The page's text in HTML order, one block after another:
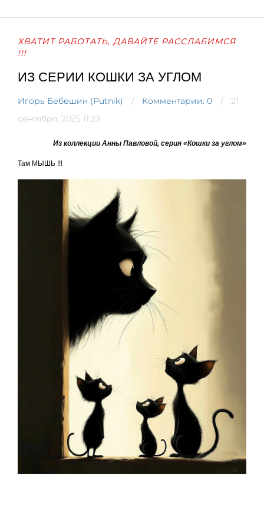
ХВАТИТ РАБОТАТЬ, ДАВАЙТЕ РАССЛАБИМСЯ
!!!
ИЗ СЕРИИ КОШКИ ЗА УГЛОМ
Игорь Бебешин (Putnik) Комментарии: 0
21
сентября, 2025 11:23
Из коллекции Анны Павловой, серия «Кошки за углом»
Там МЫШЬ !!!